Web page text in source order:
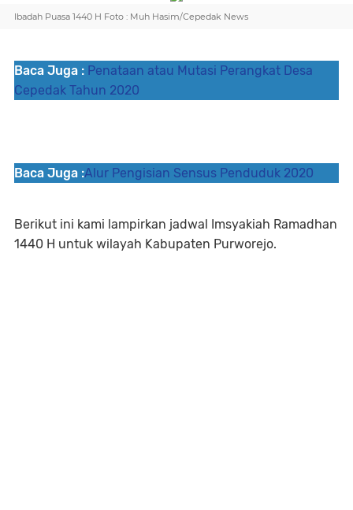
Ibadah Puasa 1440 H Foto : Muh Hasim/Cepedak News
Baca Juga : Penataan atau Mutasi Perangkat Desa
Cepedak Tahun 2020
Baca Juga :Alur Pengisian Sensus Penduduk 2020
Berikut ini kami lampirkan jadwal Imsyakiah Ramadhan
1440 H untuk wilayah Kabupaten Purworejo.